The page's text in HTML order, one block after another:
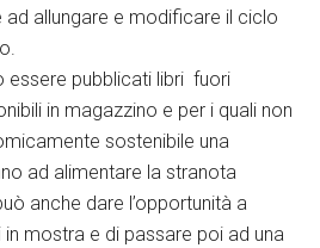
ad allungare e modificare il ciclo
essere pubblicati libri fuori
in magazzino e per i quali non
sostenibile una
ad alimentare la stranota
anche dare l’opportunità a
mostra e di passare poi ad una